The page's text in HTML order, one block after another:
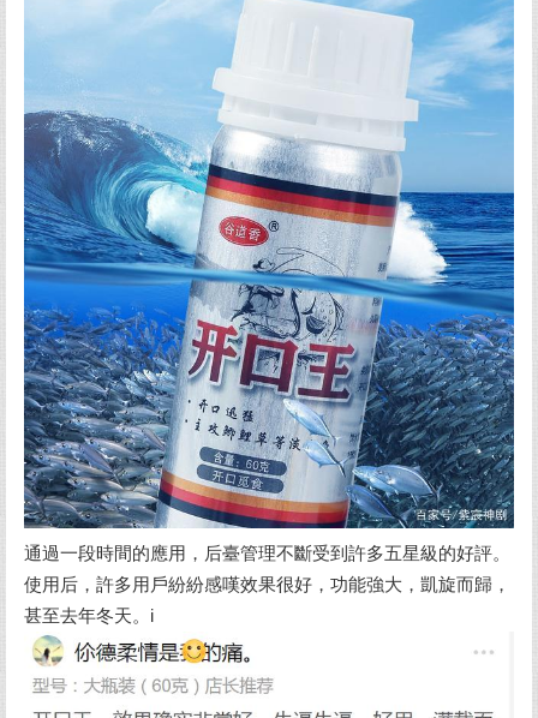
通過一段時間的應用，后臺管理不斷受到許多五星級的好評。
使用后，許多用戶紛紛感嘆效果很好，功能強大，凱旋而歸，
甚至去年冬天。i